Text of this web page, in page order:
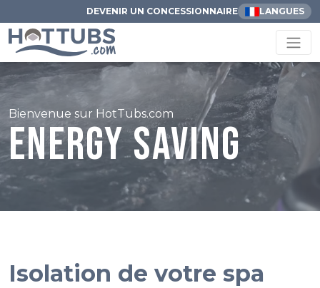
DEVENIR UN CONCESSIONNAIRE LANGUES
Bienvenue sur HotTubs.com
Energy Saving
Isolation de votre spa